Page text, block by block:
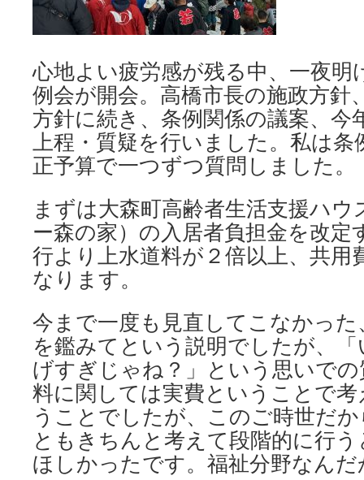
心地よい疲労感が残る中、一夜明
例会が開会。高橋市長の施政方針
方針に続き、条例関係の議案、今
上程・質疑を行いました。私は条
正予算で一つずつ質問しました。
まずは大森町高齢者生活支援ハ
ー森の家）の入居者負担金を改定
行より上水道料が２倍以上、共用
なります。
今まで一度も見直してこなかっ
を鑑みてという説明でしたが、
げすぎじゃね？」という思いで
料に関しては実費ということで
うことでしたが、このご時世だ
ともきちんと考えて段階的に行
ほしかったです。福祉分野なんだ